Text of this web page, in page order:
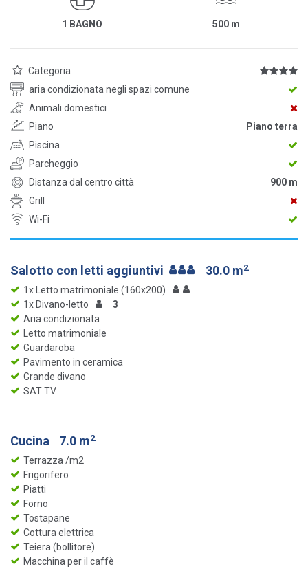
1 BAGNO 500 m
Categoria
aria condizionata negli spazi comune
Animali domestici
Piano
Piano terra
Piscina
Parcheggio
Distanza dal centro città
900 m
Grill
Wi-Fi
Salotto con letti aggiuntivi 30.0 m2
1x Letto matrimoniale (160x200)
1x Divano-letto
3
Aria condizionata
Letto matrimoniale
Guardaroba
Pavimento in ceramica
Grande divano
SAT TV
Cucina 7.0 m2
Terrazza /m2
Frigorifero
Piatti
Forno
Tostapane
Cottura elettrica
Teiera (bollitore)
Macchina per il caffè